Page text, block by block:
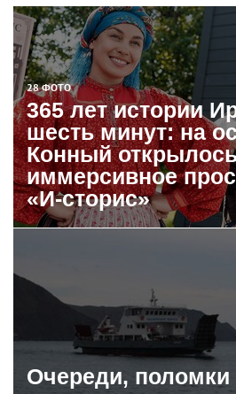
28 ФОТО
365 лет истории
шесть минут: на
Конный
иммерсивное
«И-сторис»
Очереди, поломки